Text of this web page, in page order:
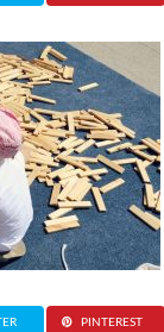
PINTEREST